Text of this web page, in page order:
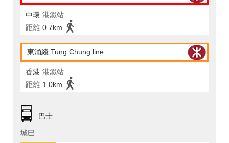
中環 港鐵站
距離 0.7km
東涌綫 Tung Chung line
香港 港鐵站
距離 1.0km
巴士
城巴